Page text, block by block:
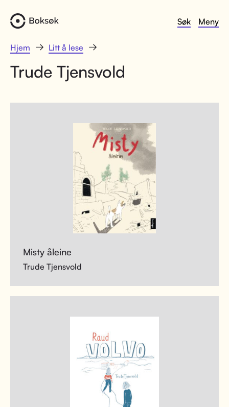
Søk Meny
Hjem Litt å lese
Trude Tjensvold
Misty åleine
Trude Tjensvold